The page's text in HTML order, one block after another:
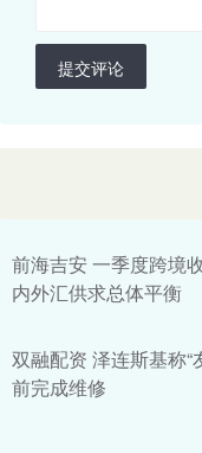
提交评论
前海吉安 一季度跨境
内外汇供求总体平衡
双融配资 泽连斯基称“
前完成维修